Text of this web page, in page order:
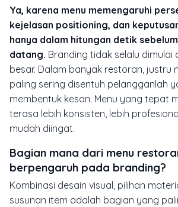
Ya, karena menu memengaruhi
kejelasan positioning, dan
hanya dalam hitungan detik
datang. Branding tidak selalu dimulai
besar. Dalam banyak restoran, justru
paling sering disentuh pelangganlah
membentuk kesan. Menu yang tepat
terasa lebih konsisten, lebih
mudah diingat.
Bagian mana dari menu
berpengaruh pada branding?
Kombinasi desain visual, pilihan
susunan item adalah bagian yang